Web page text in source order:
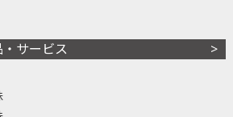
・サービス